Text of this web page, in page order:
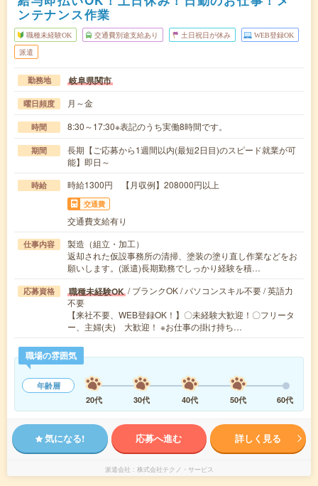
ンテナンス作業
職種未経験OK 交通費別途支給あり 土日祝日が休み WEB登録OK
派遣
勤務地 岐阜県関市
曜日頻度 月～金
時間 8:30～17:30※表記のうち実働8時間です。
期間
長期【ご応募から1週間以内(最短2日目)のスピード就業が可
能】即日～
時給 時給1300円 【月収例】208000円以上
交通費
交通費支給有り
仕事内容
製造（組立・加工）
返却された仮設事務所の清掃、塗装の塗り直し作業などをお
願いします。(派遣)長期勤務でしっかり経験を積…
応募資格 職種未経験OK / ブランクOK / パソコンスキル不要 / 英語力
不要
【来社不要、WEB登録OK！】〇未経験大歓迎！〇フリータ
ー、主婦(夫) 大歓迎！ ※お仕事の掛け持ち…
職場の雰囲気
年齢層
20代
30代 40代 50代 60代
気になる! 応募へ進む 詳しく見る
派遣会社 株式会社テクノ・サービス